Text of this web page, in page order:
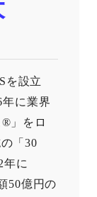
を設立
年に業界
」をロ
「30
年に
50億円の